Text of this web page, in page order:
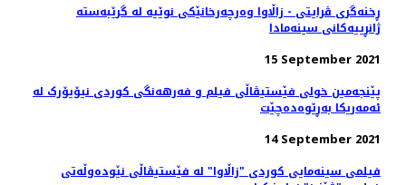
ڕخنەگری ڤرایتی - زاڵاوا وەرچەرخانێکی نوێیە لە گرێبەستە
ژانڕییەکانی سینەمادا
15 September 2021
پێنجەمین خولی فێستیڤاڵی فیلم و فەرهەنگی کوردی نیۆیۆرک لە
ئەمەریکا بەڕێوەدەچێت
14 September 2021
فیلمی سینەمایی کوردی "زاڵاوا" لە فێستیڤاڵی نێودەوڵەتی